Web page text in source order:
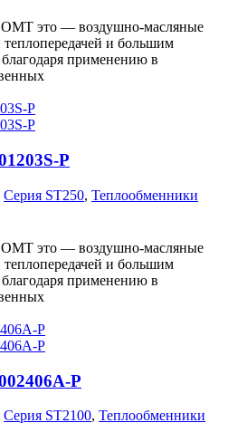
это — воздушно-масляные
и большим
применению в
P
Серия ST250, Теплообменники
это — воздушно-масляные
и большим
применению в
P
Серия ST2100, Теплообменники